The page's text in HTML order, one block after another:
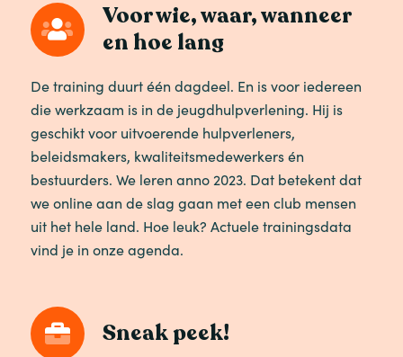
Voor wie, waar, wanneer
en hoe lang
De training duurt één dagdeel. En is voor iedereen
die werkzaam is in de jeugdhulpverlening. Hij is
geschikt voor uitvoerende hulpverleners,
beleidsmakers, kwaliteitsmedewerkers én
bestuurders. We leren anno 2023. Dat betekent dat
we online aan de slag gaan met een club mensen
uit het hele land. Hoe leuk? Actuele trainingsdata
vind je in onze agenda.
Sneak peek!